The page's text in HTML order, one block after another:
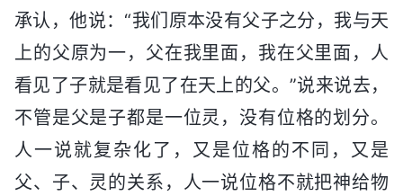
承认，他说：“我们原本没有父子之分，我与天
上的父原为一，父在我里面，我在父里面，人
看见了子就是看见了在天上的父。”说来说去，
不管是父是子都是一位灵，没有位格的划分。
人一说就复杂化了，又是位格的不同，又是
父、子、灵的关系，人一说位格不就把神给物